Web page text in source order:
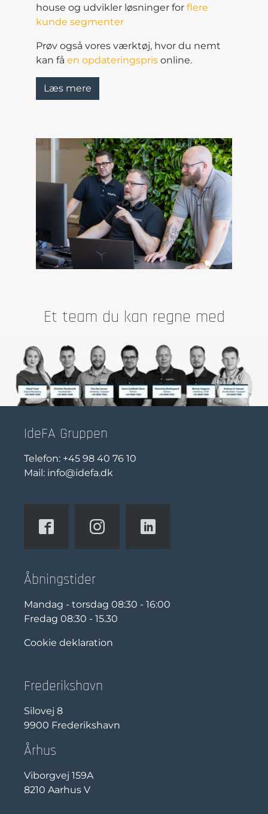
house og udvikler løsninger for flere
kunde segmenter
Prøv også vores værktøj, hvor du nemt
kan få en opdateringspris online.
Læs mere
Et team du kan regne med
IdeFA Gruppen
Telefon: +45 98 40 76 10
Mail: info@idefa.dk
Åbningstider
Mandag - torsdag 08:30 - 16:00
Fredag 08:30 - 15.30
Cookie deklaration
Frederikshavn
Silovej 8
9900 Frederikshavn
Århus
Viborgvej 159A
8210 Aarhus V